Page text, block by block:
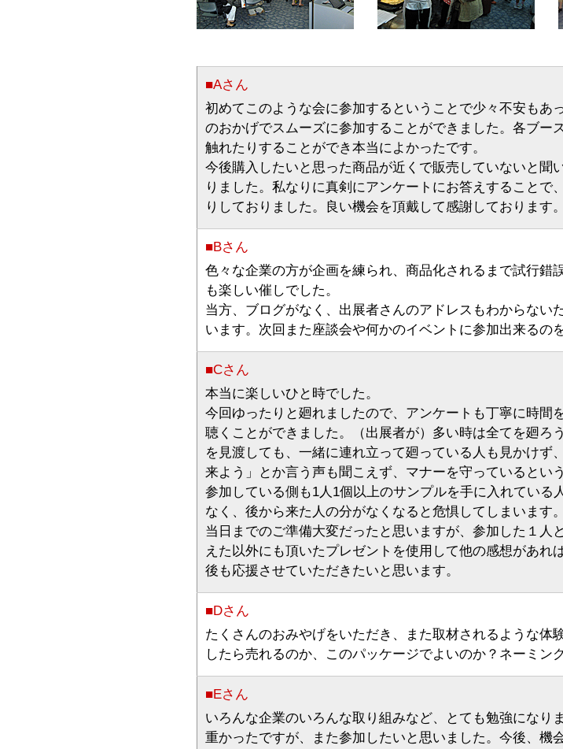
■Aさん
初めてこのような会に参加するということで少々不安もあ
のおかげでスムーズに参加することができました。各ブー
触れたりすることができ本当によかったです。
今後購入したいと思った商品が近くで販売していないと聞
りました。私なりに真剣にアンケートにお答えすることで
りしておりました。良い機会を頂戴して感謝しております。
■Bさん
色々な企業の方が企画を練られ、商品化されるまで試行錯
も楽しい催しでした。
当方、ブログがなく、出展者さんのアドレスもわからない
います。次回また座談会や何かのイベントに参加出来るの
■Cさん
本当に楽しいひと時でした。
今回ゆったりと廻れましたので、アンケートも丁寧に時間
聴くことができました。（出展者が）多い時は全てを廻ろ
を見渡しても、一緒に連れ立って廻っている人も見かけず
来よう」とか言う声も聞こえず、マナーを守っているとい
参加している側も1人1個以上のサンプルを手に入れている
なく、後から来た人の分がなくなると危惧してしまいます。
当日までのご準備大変だったと思いますが、参加した１人
えた以外にも頂いたプレゼントを使用して他の感想があれ
後も応援させていただきたいと思います。
■Dさん
たくさんのおみやげをいただき、また取材されるような体
したら売れるのか、このパッケージでよいのか？ネーミン
■Eさん
いろんな企業のいろんな取り組みなど、とても勉強になり
重かったですが、また参加したいと思いました。今後、機